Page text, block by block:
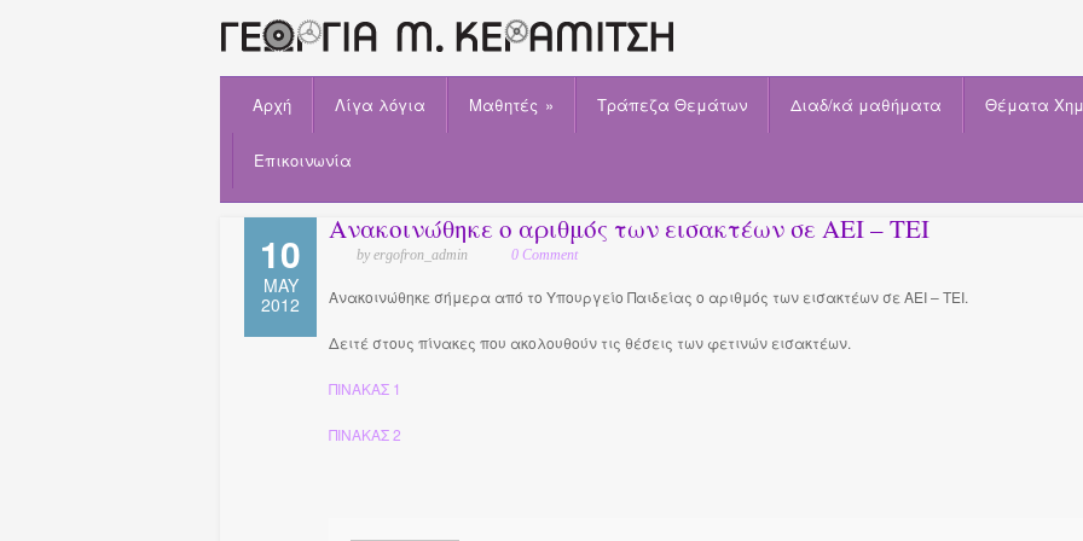
Αρχή Λίγα λόγια Μαθητές » Τράπεζα Θεμάτων Διαδ/κά μαθήματα Θέματα
Επικοινωνία
10
MAY
2012
Ανακοινώθηκε ο αριθμός των εισακτέων σε ΑΕΙ – ΤΕΙ
by ergofron_admin 0 Comment
Ανακοινώθηκε σήμερα από το Υπουργείο Παιδείας ο αριθμός των εισακτέων σε ΑΕΙ – ΤΕΙ.
Δειτέ στους πίνακες που ακολουθούν τις θέσεις των φετινών εισακτέων.
ΠΙΝΑΚΑΣ 1
ΠΙΝΑΚΑΣ 2